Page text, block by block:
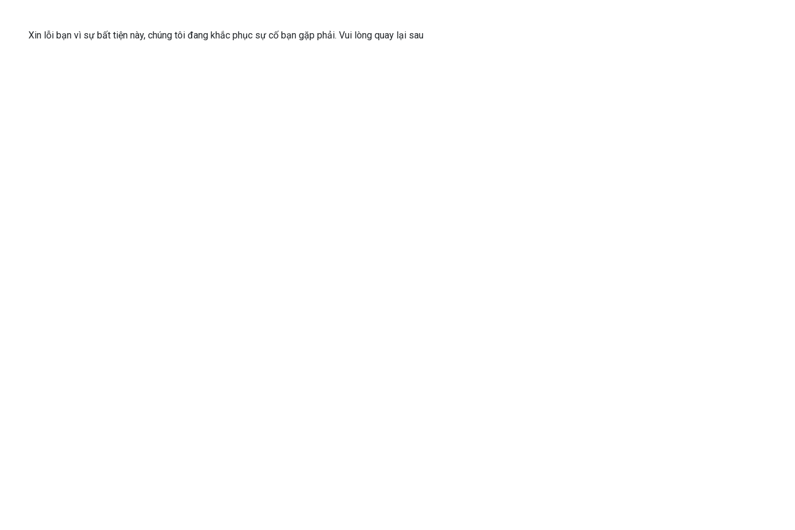
Xin lỗi bạn vì sự bất tiện này, chúng tôi đang khắc phục sự cố bạn gặp phải. Vui lòng quay lại sau